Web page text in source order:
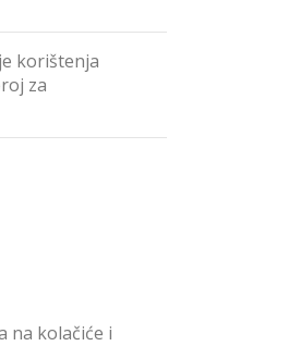
korištenja
za
na kolačiće i